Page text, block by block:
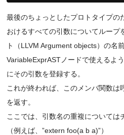
最後のちょっとしたプロトタイプの
おけるすべての引数についてループ
ト（LLVM Argument objects）の名
VariableExprASTノードで使えるよ
にその引数を登録する。
これが終われば、このメンバ関数は
を返す。
ここでは、引数名の重複については
（例えば、”extern foo(a b a)”）